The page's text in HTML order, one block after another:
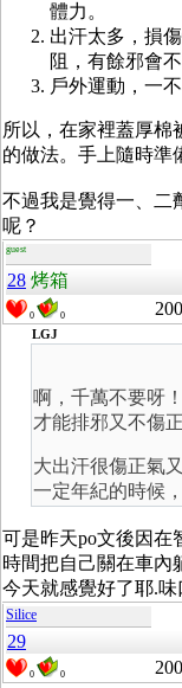
體力。
出汗太多，損
阻，有餘邪會
戶外運動，一
所以，在家裡蓋厚棉
的做法。手上隨時準
不過我是覺得一、二
呢？
guest
28 烤箱
0 0
LGJ
啊，千萬不要呀
才能排邪又不傷正
大出汗很傷正氣
一定年紀的時候
可是昨天po文後因在
時間把自己關在車內
今天就感覺好了耶.
Silice
29
0 0